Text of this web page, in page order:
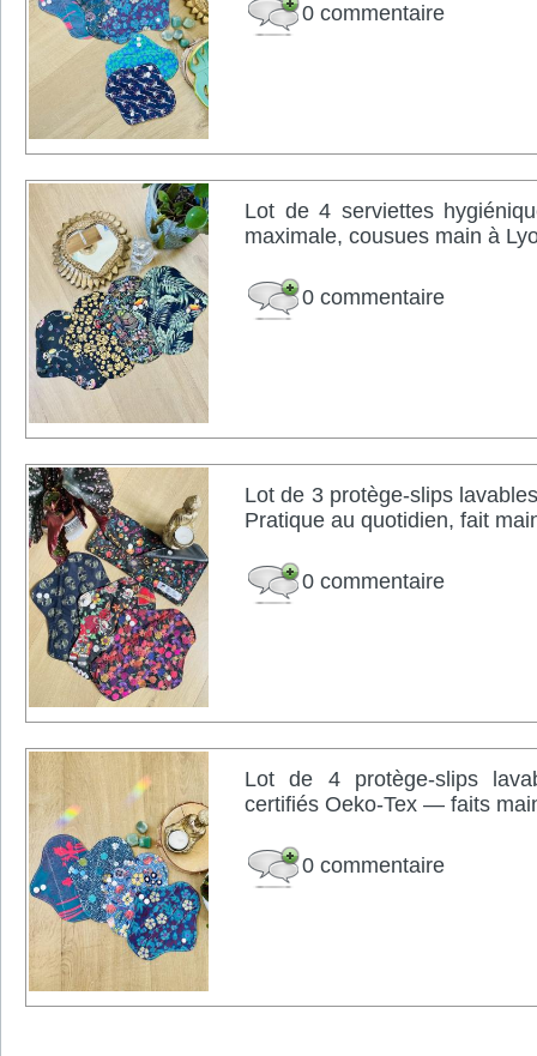
0 commentaire
Lot de 4 serviettes
maximale, cousues main à
0 commentaire
Lot de 3 protège-slips
Pratique au quotidien, fait
0 commentaire
Lot de 4 protège-slips
certifiés Oeko-Tex — faits
0 commentaire